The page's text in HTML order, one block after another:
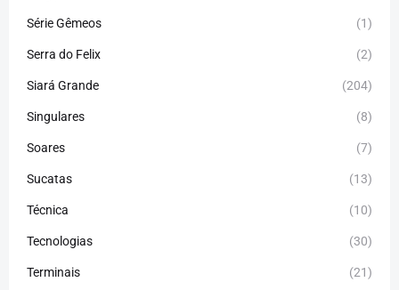
Série Gêmeos (1)
Serra do Felix (2)
Siará Grande (204)
Singulares (8)
Soares (7)
Sucatas (13)
Técnica (10)
Tecnologias (30)
Terminais (21)